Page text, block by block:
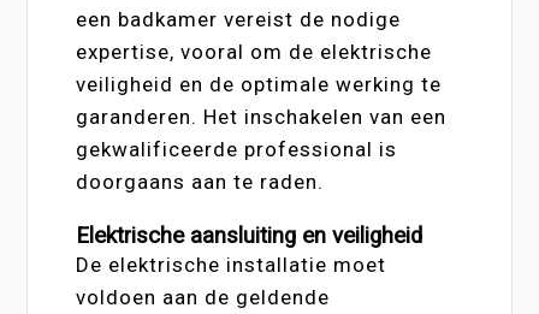
een badkamer vereist de nodige
expertise, vooral om de elektrische
veiligheid en de optimale werking te
garanderen. Het inschakelen van een
gekwalificeerde professional is
doorgaans aan te raden.
Elektrische aansluiting en veiligheid
De elektrische installatie moet
voldoen aan de geldende